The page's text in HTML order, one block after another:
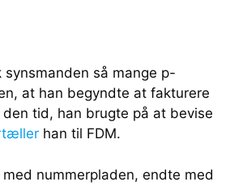
så mange p-
at han begyndte at fakturere
tid, han brugte på at bevise
han til FDM.
nummerpladen, endte med